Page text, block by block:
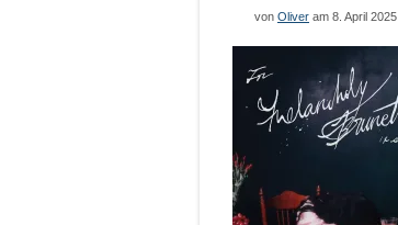
von Oliver am 8. April 2025